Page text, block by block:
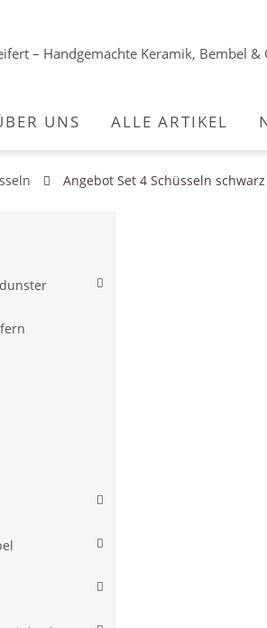
UNS ALLE ARTIKEL
Angebot Set 4 Schüsseln